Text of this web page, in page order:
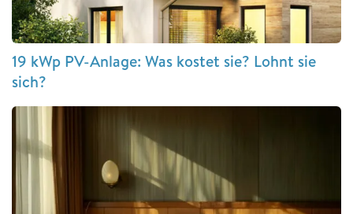
19 kWp PV-Anlage: Was kostet sie? Lohnt sie
sich?